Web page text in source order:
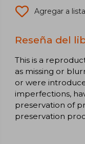
Agregar a
Reseña del
This is a
as missing or
or were
imperfections,
preservation of
preservation